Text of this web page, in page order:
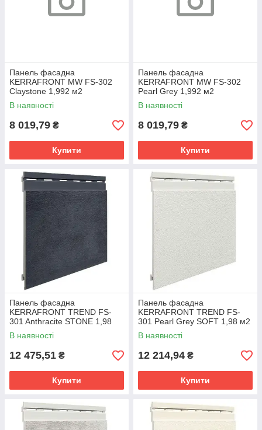
Панель фасадна
KERRAFRONT MW FS-302
Claystone 1,992 м2
В наявності
8 019,79 ₴
Купити
Панель фасадна
KERRAFRONT MW FS-302
Pearl Grey 1,992 м2
В наявності
8 019,79 ₴
Купити
Панель фасадна
KERRAFRONT TREND FS-
301 Anthracite STONE 1,98
м2
В наявності
12 475,51 ₴
Купити
Панель фасадна
KERRAFRONT TREND FS-
301 Pearl Grey SOFT 1,98 м2
В наявності
12 214,94 ₴
Купити